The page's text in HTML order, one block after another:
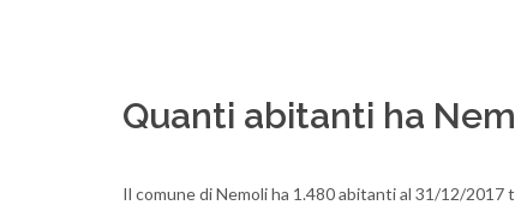
Quanti abitanti ha
Il comune di Nemoli ha 1.480 abitanti al 31/12/2017